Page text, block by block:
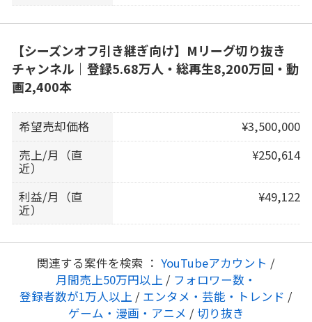
【シーズンオフ引き継ぎ向け】Mリーグ切り抜き
チャンネル｜登録5.68万人・総再生8,200万回・動
画2,400本
希望売却価格
¥3,500,000
売上/月（直
近）
¥250,614
利益/月（直
近）
¥49,122
関連する案件を検索 ： YouTubeアカウント /
月間売上50万円以上 / フォロワー数・
登録者数が1万人以上 / エンタメ・芸能・トレンド /
ゲーム・漫画・アニメ / 切り抜き